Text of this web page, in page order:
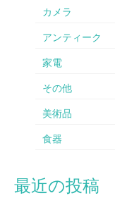
カメラ
アンティーク
家電
その他
美術品
食器
最近の投稿